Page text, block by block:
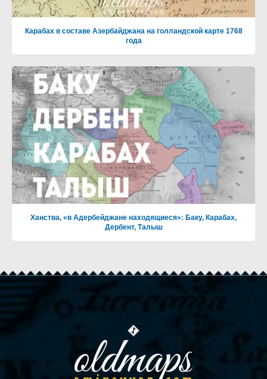
Карабах в составе Азербайджана на голландской карте 1768
года
Ханства, «в Адербейджане находящиеся»: Баку, Карабах,
Дербент, Талыш